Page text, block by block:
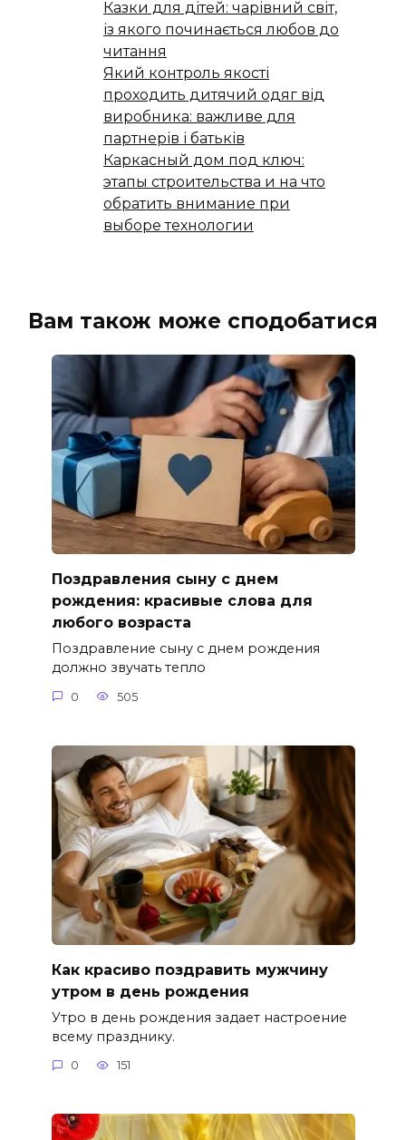
Казки для дітей: чарівний світ,
із якого починається любов до
читання
Який контроль якості
проходить дитячий одяг від
виробника: важливе для
партнерів і батьків
Каркасный дом под ключ:
этапы строительства и на что
обратить внимание при
выборе технологии
Вам також може сподобатися
Поздравления сыну с днем
рождения: красивые слова для
любого возраста
Поздравление сыну с днем рождения
должно звучать тепло
0 505
Как красиво поздравить мужчину
утром в день рождения
Утро в день рождения задает настроение
всему празднику.
0 151